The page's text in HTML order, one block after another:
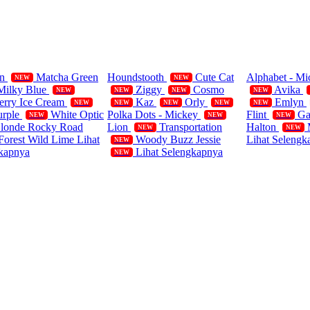
NEW Matcha Green
Blue NEW
Ice Cream NEW
NEW
White Optic
Rocky Road
Wild Lime Lihat
Houndstooth
NEW Cute Cat
NEW Ziggy NEW Cosmo
NEW Kaz NEW Orly NEW
Polka Dots - Mickey NEW
Lion NEW Transportation
NEW Woody Buzz Jessie
NEW Lihat Selengkapnya
Alphabet -
NEW Avika
NEW Emlyn
Flint NEW
Halton NEW
Lihat